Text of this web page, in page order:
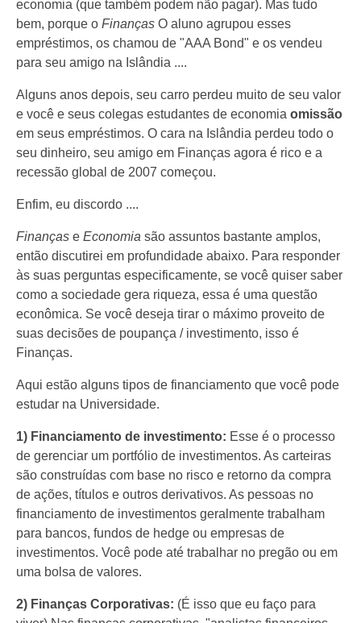
economia (que também podem não pagar). Mas tudo
bem, porque o Finanças O aluno agrupou esses
empréstimos, os chamou de "AAA Bond" e os vendeu
para seu amigo na Islândia ....
Alguns anos depois, seu carro perdeu muito de seu valor
e você e seus colegas estudantes de economia omissão
em seus empréstimos. O cara na Islândia perdeu todo o
seu dinheiro, seu amigo em Finanças agora é rico e a
recessão global de 2007 começou.
Enfim, eu discordo ....
Finanças e Economia são assuntos bastante amplos,
então discutirei em profundidade abaixo. Para responder
às suas perguntas especificamente, se você quiser saber
como a sociedade gera riqueza, essa é uma questão
econômica. Se você deseja tirar o máximo proveito de
suas decisões de poupança / investimento, isso é
Finanças.
Aqui estão alguns tipos de financiamento que você pode
estudar na Universidade.
1) Financiamento de investimento: Esse é o processo
de gerenciar um portfólio de investimentos. As carteiras
são construídas com base no risco e retorno da compra
de ações, títulos e outros derivativos. As pessoas no
financiamento de investimentos geralmente trabalham
para bancos, fundos de hedge ou empresas de
investimentos. Você pode até trabalhar no pregão ou em
uma bolsa de valores.
2) Finanças Corporativas: (É isso que eu faço para